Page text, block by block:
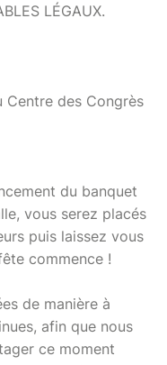
LÉGAUX.
des Congrès
du banquet
vous serez placés
puis laissez vous
commence !
de manière à
afin que nous
ce moment